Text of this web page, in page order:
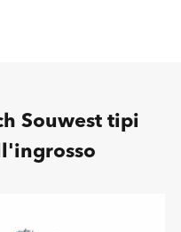
Souwest tipi